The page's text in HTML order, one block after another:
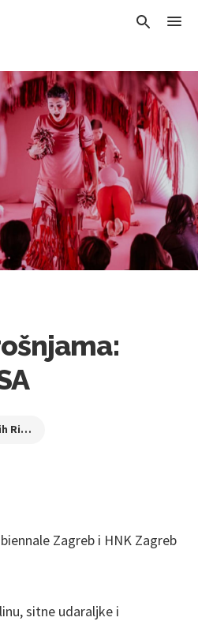
Centar Mladih Ribnjak
Zagreb i HNK Zagreb
sitne udaraljke i